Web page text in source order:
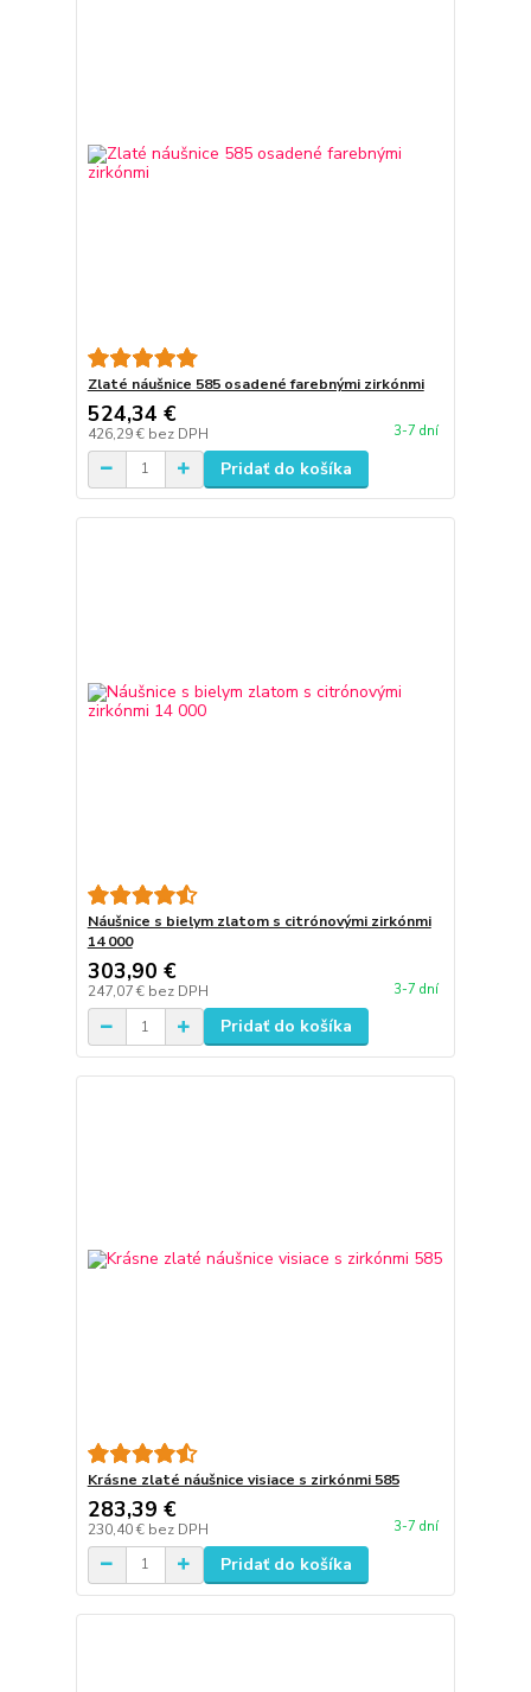
Zlaté náušnice 585 osadené farebnými zirkónmi
524,34 €
426,29 € bez DPH 3-7 dní
Pridať do košíka
Náušnice s bielym zlatom s citrónovými zirkónmi
14 000
303,90 €
247,07 € bez DPH 3-7 dní
Pridať do košíka
Krásne zlaté náušnice visiace s zirkónmi 585
283,39 €
230,40 € bez DPH 3-7 dní
Pridať do košíka